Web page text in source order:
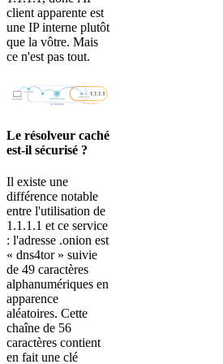
client apparente est
une IP interne plutôt
que la vôtre. Mais
ce n'est pas tout.
Le résolveur caché
est-il sécurisé ?
Il existe une
différence notable
entre l'utilisation de
1.1.1.1 et ce service
: l'adresse .onion est
« dns4tor » suivie
de 49 caractères
alphanumériques en
apparence
aléatoires. Cette
chaîne de 56
caractères contient
en fait une clé